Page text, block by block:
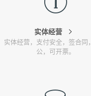
实体经营
实体经营，支付安全，签合同
公，可开票。